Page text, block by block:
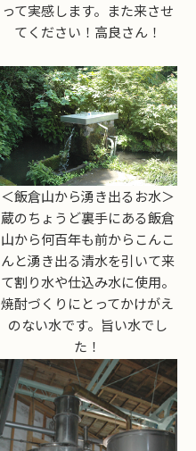
って実感します。また来させ
てください！高良さん！
＜飯倉山から湧き出るお水＞
蔵のちょうど裏手にある飯倉
山から何百年も前からこんこ
んと湧き出る清水を引いて来
て割り水や仕込み水に使用。
焼酎づくりにとってかけがえ
のない水です。旨い水でし
た！